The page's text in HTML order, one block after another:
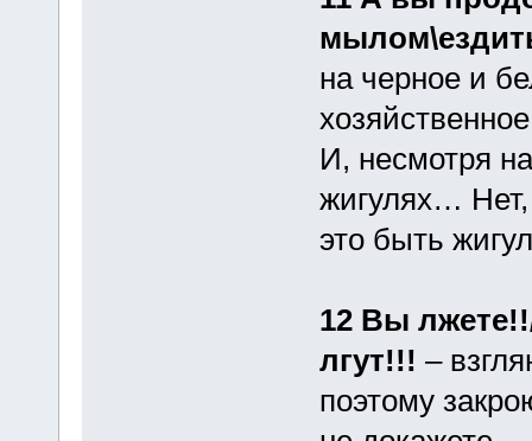
на черное и
И, несмотря
жигулях…
это быть
12 Вы
лгут!!! –
поэтому